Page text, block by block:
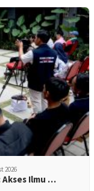
2026
Akses Ilmu …